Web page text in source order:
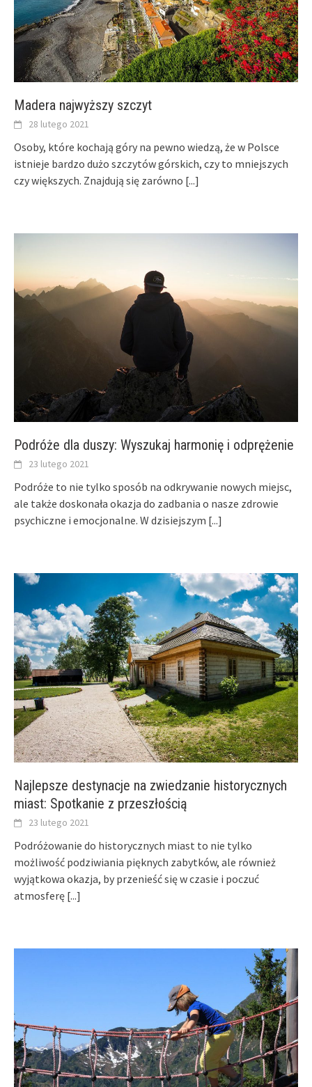
Madera najwyższy szczyt
28 lutego 2021
Osoby, które kochają góry na pewno wiedzą, że w Polsce
istnieje bardzo dużo szczytów górskich, czy to mniejszych
czy większych. Znajdują się zarówno [...]
Podróże dla duszy: Wyszukaj harmonię i odprężenie
23 lutego 2021
Podróże to nie tylko sposób na odkrywanie nowych miejsc,
ale także doskonała okazja do zadbania o nasze zdrowie
psychiczne i emocjonalne. W dzisiejszym [...]
Najlepsze destynacje na zwiedzanie historycznych
miast: Spotkanie z przeszłością
23 lutego 2021
Podróżowanie do historycznych miast to nie tylko
możliwość podziwiania pięknych zabytków, ale również
wyjątkowa okazja, by przenieść się w czasie i poczuć
atmosferę [...]